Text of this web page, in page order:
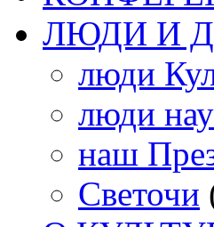
ЛЮДИ И
люди
люди
наш
Светочи